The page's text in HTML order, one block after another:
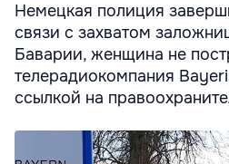
Немецкая полиция
связи с захватом
Баварии, женщина не
телерадиокомпания
ссылкой на